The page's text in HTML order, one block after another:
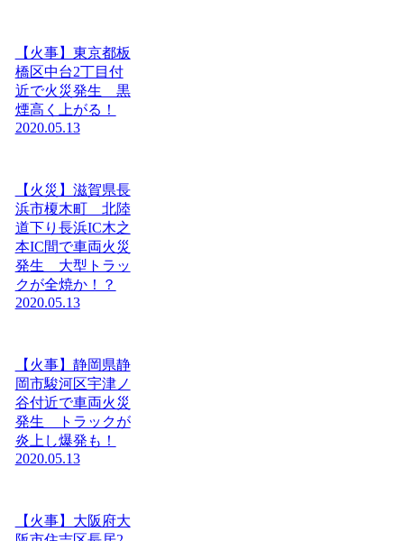
【火事】東京都板
橋区中台2丁目付
近で火災発生 黒
煙高く上がる！
2020.05.13
【火災】滋賀県長
浜市榎木町 北陸
道下り長浜IC木之
本IC間で車両火災
発生 大型トラッ
クが全焼か！？
2020.05.13
【火事】静岡県静
岡市駿河区宇津ノ
谷付近で車両火災
発生 トラックが
炎上し爆発も！
2020.05.13
【火事】大阪府大